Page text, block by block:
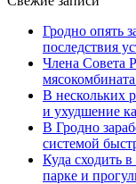
Гродно опять
последствия
Члена Совета
В нескольких
и ухудшение
В Гродно
системой
Куда сходить
парке и